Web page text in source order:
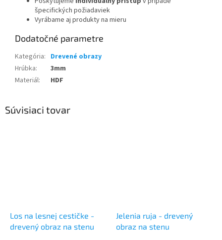
špecifických požiadaviek
Vyrábame aj produkty na mieru
Dodatočné parametre
Kategória: Drevené obrazy
Hrúbka:
3mm
Materiál: HDF
Súvisiaci tovar
Los na lesnej cestičke -
drevený obraz na stenu
Jelenia ruja - drevený
obraz na stenu